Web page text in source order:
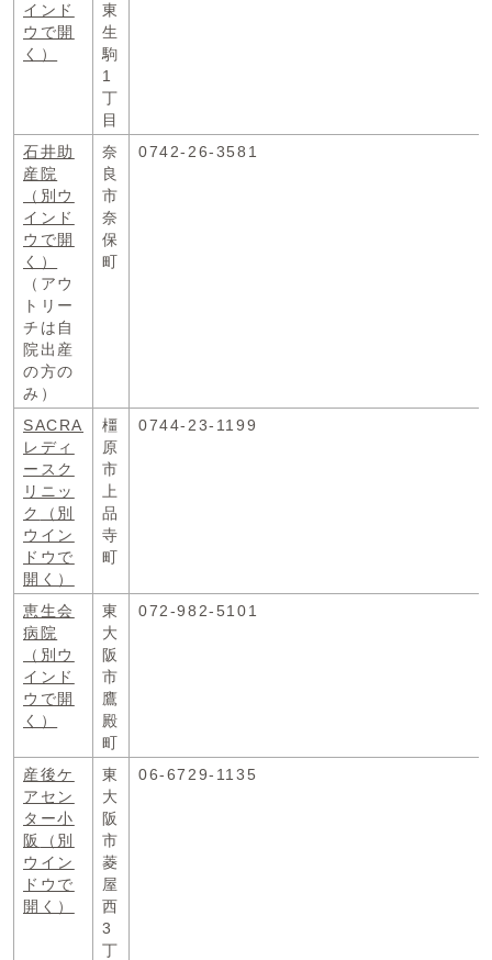
インド
ウで開
く）
東
生
駒
1
丁
目
石井助
産院
（別ウ
インド
ウで開
く）
（アウ
トリー
チは自
院出産
の方の
み）
奈
良
市
奈
保
町
0742-26-3581
SACRA
レディ
ースク
リニッ
ク
（別
ウイン
ドウで
開く）
橿
原
市
上
品
寺
町
0744-23-1199
恵生会
病院
（別ウ
インド
ウで開
く）
東
大
阪
市
鷹
殿
町
072-982-5101
産後ケ
アセン
ター小
阪
（別
ウイン
ドウで
開く）
東
大
阪
市
菱
屋
西
3
丁
06-6729-1135